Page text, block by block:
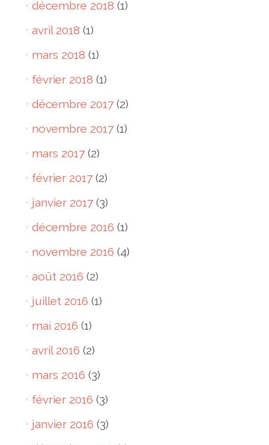
décembre 2018 (1)
avril 2018 (1)
mars 2018 (1)
février 2018 (1)
décembre 2017(2)
novembre 2017(1)
mars 2017(2)
février 2017(2)
janvier 2017(3)
décembre 2016 (1)
novembre 2016 (4)
août 2016 (2)
juillet 2016 (1)
mai 2016 (1)
avril 2016 (2)
mars 2016 (3)
février 2016 (3)
janvier 2016 (3)